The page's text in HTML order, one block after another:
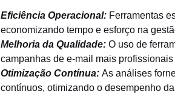
Eficiência Operacional: Ferramentas
economizando tempo e esforço na
Melhoria da Qualidade: O uso de
campanhas de e-mail mais
Otimização Contínua: As análises
contínuos, otimizando o desempenho